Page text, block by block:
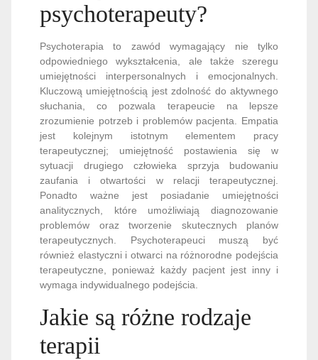
psychoterapeuty?
Psychoterapia to zawód wymagający nie tylko
odpowiedniego wykształcenia, ale także szeregu
umiejętności interpersonalnych i emocjonalnych.
Kluczową umiejętnością jest zdolność do aktywnego
słuchania, co pozwala terapeucie na lepsze
zrozumienie potrzeb i problemów pacjenta. Empatia
jest kolejnym istotnym elementem pracy
terapeutycznej; umiejętność postawienia się w
sytuacji drugiego człowieka sprzyja budowaniu
zaufania i otwartości w relacji terapeutycznej.
Ponadto ważne jest posiadanie umiejętności
analitycznych, które umożliwiają diagnozowanie
problemów oraz tworzenie skutecznych planów
terapeutycznych. Psychoterapeuci muszą być
również elastyczni i otwarci na różnorodne podejścia
terapeutyczne, ponieważ każdy pacjent jest inny i
wymaga indywidualnego podejścia.
Jakie są różne rodzaje
terapii